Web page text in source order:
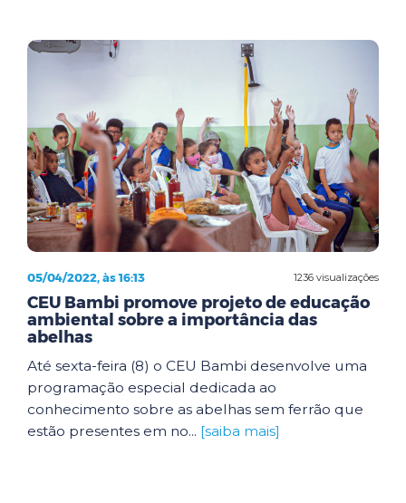
1236 visualizações
05/04/2022, às 16:13
CEU Bambi promove projeto de educação
ambiental sobre a importância das
abelhas
Até sexta-feira (8) o CEU Bambi desenvolve uma
programação especial dedicada ao
conhecimento sobre as abelhas sem ferrão que
estão presentes em no... [saiba mais]